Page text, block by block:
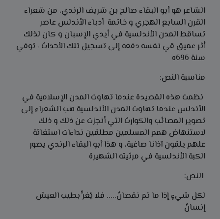
الشاعر هو أبو البقاء صالح بن شريف الرندي، من شعراء
القرن السابع الهجري و خاتمة أدباء الأندلس عاصر
تساقط المدن الأندلسية في أيدي الإسبان و كان لذلك
أثر عميق قي نفسه دفعه إلى تسجيل تلك الأحداث ، توفي
سنة 696ه
مناسبة النص:
نظمت هذه القصيدة عندما تهاوت المدن الإسلامية في
الأندلس عندما تهاوت المدن الأندلسية هب الشعراء إلى
تصوير المصائب والكوارث التي أنجزت عن ذلك و ذلك
لاستنهاض همم المسلمين مطلقين نداءات استغاثة
علهم يلقون آذانا صاغية، و هذا أبو البقاء الرندي يصور
الكبة الأندلسية في مرثيته الشهيرة
النص:
لكل شيءٍ إذا ما تم نقصانُ..... فلا يُغرُّ بطيب العيش
إنسانُ